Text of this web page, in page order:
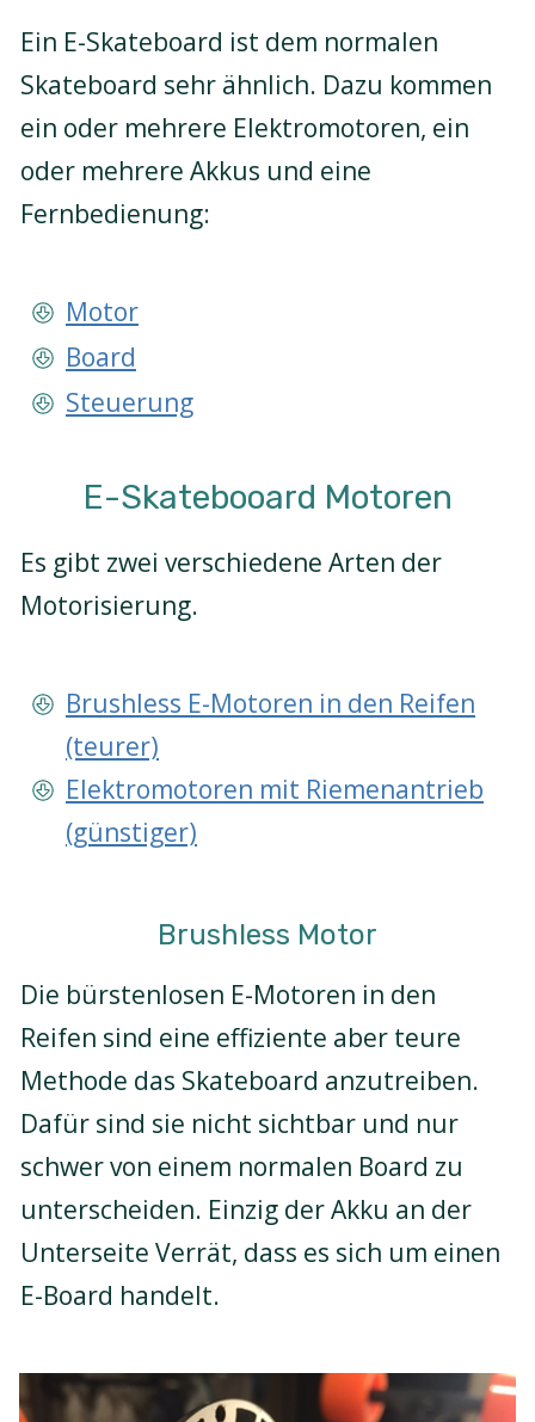
Ein E-Skateboard ist dem normalen
Skateboard sehr ähnlich. Dazu kommen
ein oder mehrere Elektromotoren, ein
oder mehrere Akkus und eine
Fernbedienung:
Motor
Board
Steuerung
E-Skatebooard Motoren
Es gibt zwei verschiedene Arten der
Motorisierung.
Brushless E-Motoren in den Reifen
(teurer)
Elektromotoren mit Riemenantrieb
(günstiger)
Brushless Motor
Die bürstenlosen E-Motoren in den
Reifen sind eine effiziente aber teure
Methode das Skateboard anzutreiben.
Dafür sind sie nicht sichtbar und nur
schwer von einem normalen Board zu
unterscheiden. Einzig der Akku an der
Unterseite Verrät, dass es sich um einen
E-Board handelt.